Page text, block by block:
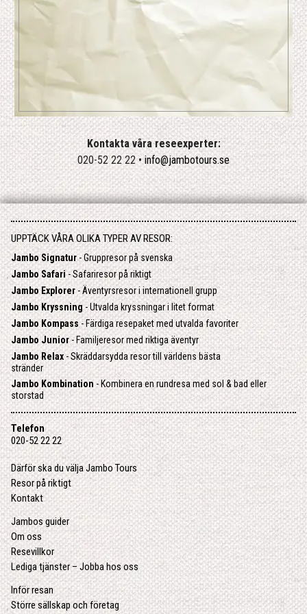
Kontakta våra reseexperter:
020-52 22 22 •info@jambotours.se
UPPTÄCK VÅRA OLIKA TYPER AV RESOR:
Jambo Signatur- Gruppresor på svenska
Jambo Safari- Safariresor på riktigt
Jambo Explorer- Äventyrsresor i internationell grupp
Jambo Kryssning - Utvalda kryssningar i litet format
Jambo Kompass- Färdiga resepaket med utvalda favoriter
Jambo Junior- Familjeresor med riktiga äventyr
Jambo Relax- Skräddarsydda resor till världens bästa
stränder
Jambo Kombination - Kombinera en rundresa med sol & bad eller
storstad
Telefon
020-52 22 22
Därför ska du välja Jambo Tours
Resor på riktigt
Kontakt
Jambos guider
Om oss
Resevillkor
Lediga tjänster – Jobba hos oss
Inför resan
Större sällskap och företag